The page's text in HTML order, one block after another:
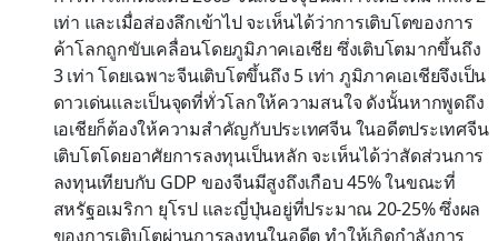
เท่า และเมื่อส่องลึกเข้าไป จะเห็นได้ว่าการเติบโตของการ
ค้าโลกถูกขับเคลื่อนโดยภูมิภาคเอเชีย ซึ่งเติบโตมากขึ้นถึง
3 เท่า โดยเฉพาะจีนเติบโตขึ้นถึง 5 เท่า ภูมิภาคเอเชียจึงเป็น
ดาวเด่นและเป็นจุดที่ทั่วโลกให้ความสนใจ ดังนั้นหากพูดถึง
เอเชียก็ต้องให้ความสำคัญกับประเทศจีน ในอดีตประเทศจีน
เติบโตโดยอาศัยการลงทุนเป็นหลัก จะเห็นได้ว่าสัดส่วนการ
ลงทุนเทียบกับ GDP ของจีนมีสูงถึงเกือบ 45% ในขณะที่
สหรัฐอเมริกา ยุโรป และญี่ปุ่นอยู่ที่ประมาณ 20-25% ซึ่งผล
ของการเติบโตผ่านการลงทุนในอดีต ทำให้เกิดกำลังการ